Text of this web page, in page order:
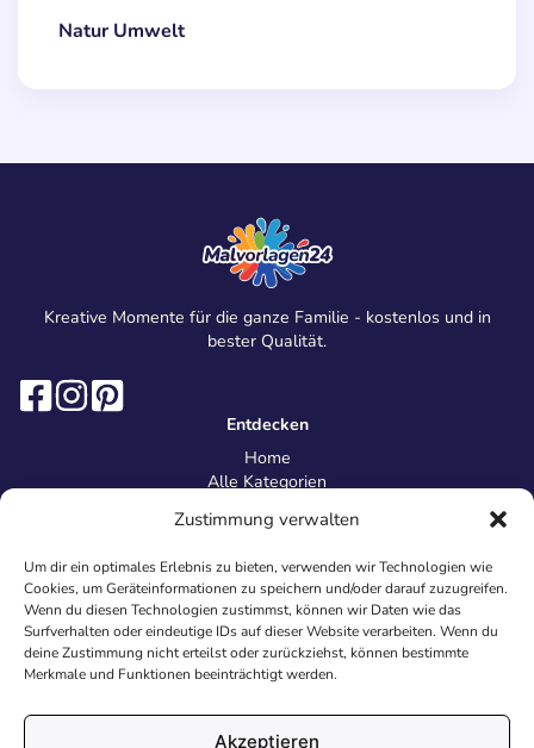
Zustimmung verwalten
Um dir ein optimales Erlebnis zu bieten, verwenden wir Technologien wie
Cookies, um Geräteinformationen zu speichern und/oder darauf zuzugreifen.
Wenn du diesen Technologien zustimmst, können wir Daten wie das
Surfverhalten oder eindeutige IDs auf dieser Website verarbeiten. Wenn du
deine Zustimmung nicht erteilst oder zurückziehst, können bestimmte
Merkmale und Funktionen beeinträchtigt werden.
Akzeptieren
Natur Umwelt
Kreative Momente für die ganze Familie - kostenlos und in
bester Qualität.
Entdecken
Home
Alle Kategorien
Information
Über uns
Kontakt
Inhaltsrichtlinien
Recht & Datenschutz
Impressum
AGB
Cookies